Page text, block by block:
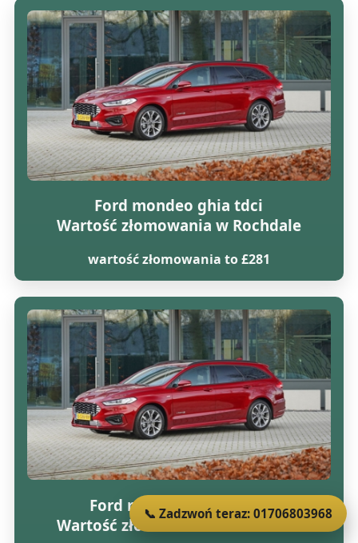
Ford mondeo ghia tdci
Wartość złomowania w Rochdale
wartość złomowania to £281
Ford mondeo ghia x 16v
Wartość złomowania w Rochdale
📞 Zadzwoń teraz: 01706803968